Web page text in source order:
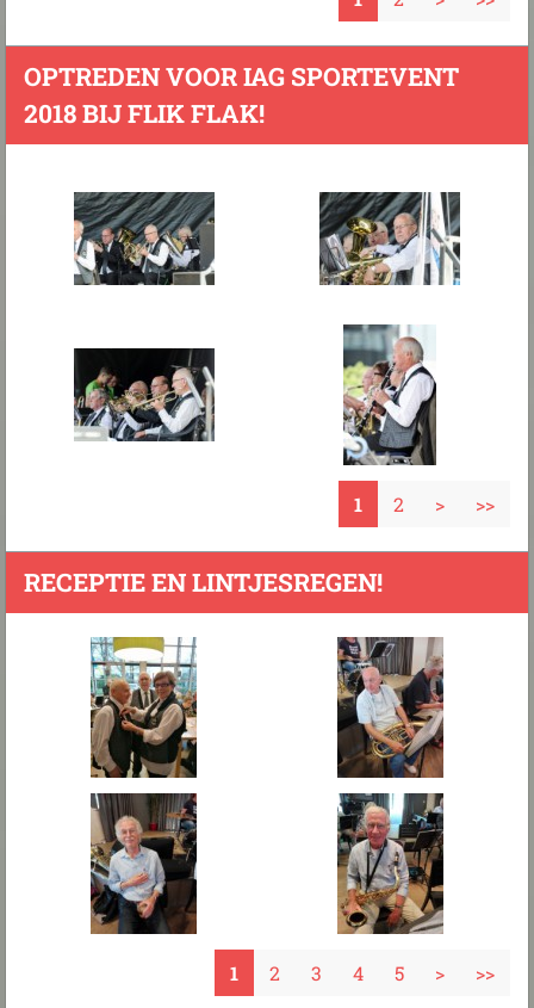
OPTREDEN VOOR IAG SPORTEVENT
2018 BIJ FLIK FLAK!
1 2 > >>
RECEPTIE EN LINTJESREGEN!
1 2 3 4 5 > >>